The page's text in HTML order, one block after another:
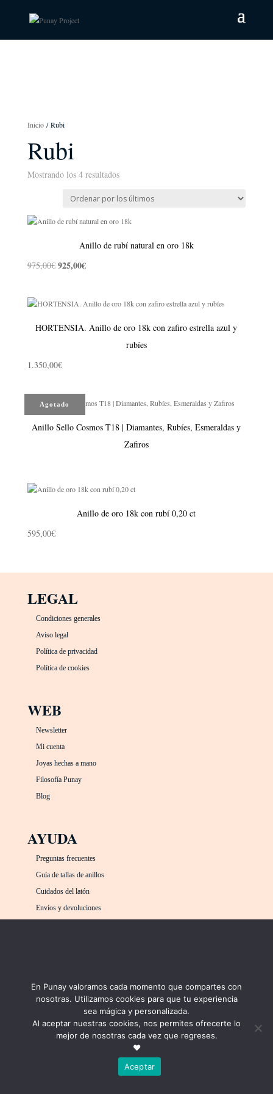
Inicio/ Rubi
Rubi
Mostrando los 4 resultadosOrdenado
los
Anillo de rubí natural en oro 18k
975,00€ El
era:
925,00€El
es:
HORTENSIA. Anillo de oro 18k con zafiro estrella azul y
rubíes
1.350,00€
Agotado
Anillo Sello Cosmos T18 | Diamantes, Rubíes, Esmeraldas y
Zafiros
Anillo de oro 18k con rubí 0,20 ct
595,00€
LEGAL
Condiciones generales
Aviso legal
Política de privacidad
Política de cookies
WEB
Newsletter
Mi cuenta
Joyas hechas a mano
Filosofía Punay
Blog
AYUDA
Preguntas frecuentes
Guía de tallas de anillos
Cuidados del latón
Envíos y devoluciones
Carrito
Mi cuenta
En Punay valoramos cada momento que compartes con
nosotras. Utilizamos cookies para que tu experiencia
sea mágica y personalizada.
Al aceptar nuestras cookies, nos permites ofrecerte lo
mejor de nosotras cada vez que regreses.
❤
Aceptar